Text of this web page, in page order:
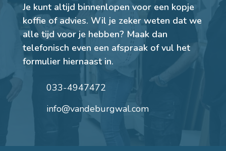
Je kunt altijd binnenlopen voor een kopje
koffie of advies. Wil je zeker weten dat we
alle tijd voor je hebben? Maak dan
telefonisch even een afspraak of vul het
formulier hiernaast in.
033-4947472
info@vandeburgwal.com